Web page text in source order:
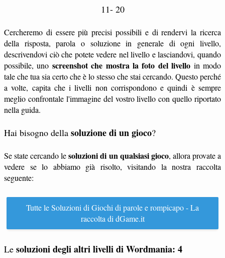
11- 20
Cercheremo di essere più precisi possibili e di rendervi la ricerca
della risposta, parola o soluzione in generale di ogni livello,
descrivendovi ciò che potete vedere nel livello e lasciandovi, quando
possibile, uno screenshot che mostra la foto del livello in modo
tale che tua sia certo che è lo stesso che stai cercando. Questo perché
a volte, capita che i livelli non corrispondono e quindi è sempre
meglio confrontale l'immagine del vostro livello con quello riportato
nella guida.
Hai bisogno della soluzione di un gioco?
Se state cercando lesoluzioni di un qualsiasi gioco, allora provate a
vedere se lo abbiamo già risolto, visitando la nostra raccolta
seguente:
Tutte le Soluzioni di Giochi di parole e rompicapo - La
raccolta di dGame.it
Le soluzioni degli altri livelli di Wordmania: 4